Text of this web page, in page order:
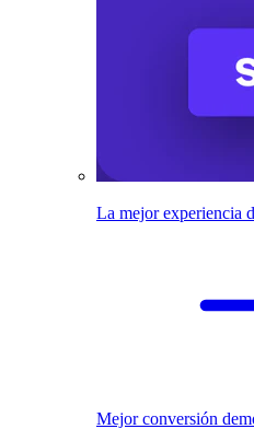
La mejor experiencia
Mejor conversión